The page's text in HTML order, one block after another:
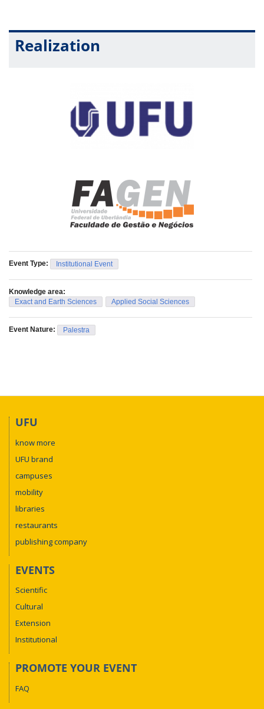
Realization
Event Type: Institutional Event
Knowledge area:
Exact and Earth Sciences
Applied Social Sciences
Event Nature: Palestra
UFU
know more
UFU brand
campuses
mobility
libraries
restaurants
publishing company
EVENTS
Scientific
Cultural
Extension
Institutional
PROMOTE YOUR EVENT
FAQ